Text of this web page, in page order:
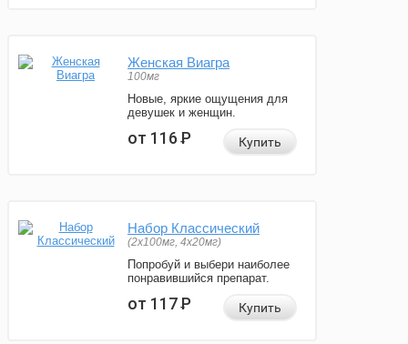
Женская Виагра
100мг
Новые, яркие ощущения для
девушек и женщин.
от 116Р Купить
Набор Классический
(2x100мг, 4x20мг)
Попробуй и выбери наиболее
понравившийся препарат.
от 117Р Купить